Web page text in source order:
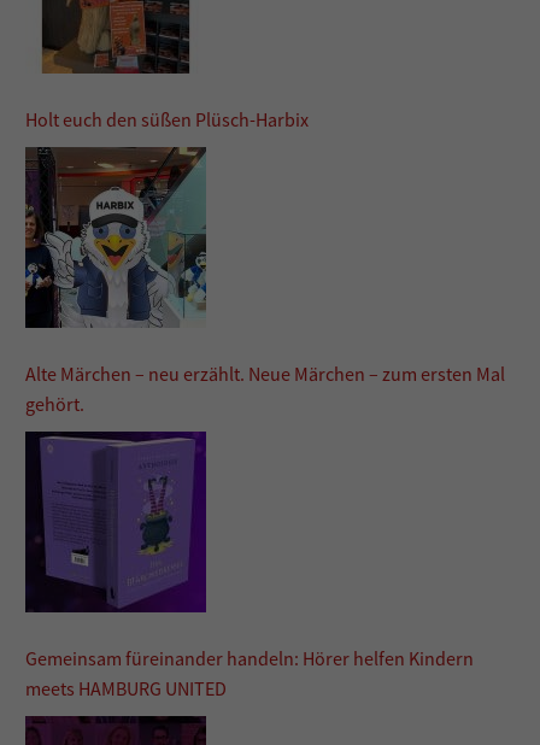
Holt euch den süßen Plüsch-Harbix
Alte Märchen – neu erzählt. Neue Märchen – zum ersten Mal
gehört.
Gemeinsam füreinander handeln: Hörer helfen Kindern
meets HAMBURG UNITED